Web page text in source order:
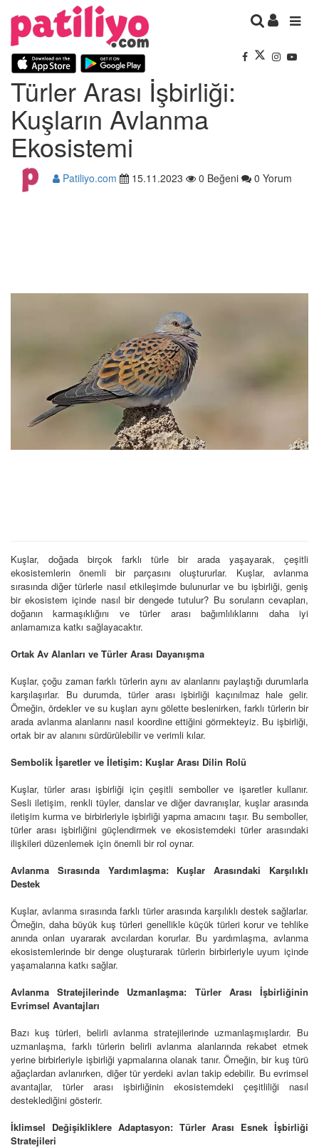
Türler Arası İşbirliği:
Kuşların Avlanma
Ekosistemi
Patiliyo.com 15.11.2023 0 Beğeni 0 Yorum
Kuşlar, doğada birçok farklı türle bir arada yaşayarak, çeşitli
ekosistemlerin önemli bir parçasını oluştururlar. Kuşlar, avlanma
sırasında diğer türlerle nasıl etkileşimde bulunurlar ve bu işbirliği, geniş
bir ekosistem içinde nasıl bir dengede tutulur? Bu soruların cevapları,
doğanın karmaşıklığını ve türler arası bağımlılıklarını daha iyi
anlamamıza katkı sağlayacaktır.
Ortak Av Alanları ve Türler Arası Dayanışma
Kuşlar, çoğu zaman farklı türlerin aynı av alanlarını paylaştığı durumlarla
karşılaşırlar. Bu durumda, türler arası işbirliği kaçınılmaz hale gelir.
Örneğin, ördekler ve su kuşları aynı gölette beslenirken, farklı türlerin bir
arada avlanma alanlarını nasıl koordine ettiğini görmekteyiz. Bu işbirliği,
ortak bir av alanını sürdürülebilir ve verimli kılar.
Sembolik İşaretler ve İletişim: Kuşlar Arası Dilin Rolü
Kuşlar, türler arası işbirliği için çeşitli semboller ve işaretler kullanır.
Sesli iletişim, renkli tüyler, danslar ve diğer davranışlar, kuşlar arasında
iletişim kurma ve birbirleriyle işbirliği yapma amacını taşır. Bu semboller,
türler arası işbirliğini güçlendirmek ve ekosistemdeki türler arasındaki
ilişkileri düzenlemek için önemli bir rol oynar.
Avlanma Sırasında Yardımlaşma: Kuşlar Arasındaki Karşılıklı
Destek
Kuşlar, avlanma sırasında farklı türler arasında karşılıklı destek sağlarlar.
Örneğin, daha büyük kuş türleri genellikle küçük türleri korur ve tehlike
anında onları uyararak avcılardan korurlar. Bu yardımlaşma, avlanma
ekosistemlerinde bir denge oluşturarak türlerin birbirleriyle uyum içinde
yaşamalarına katkı sağlar.
Avlanma Stratejilerinde Uzmanlaşma: Türler Arası İşbirliğinin
Evrimsel Avantajları
Bazı kuş türleri, belirli avlanma stratejilerinde uzmanlaşmışlardır. Bu
uzmanlaşma, farklı türlerin belirli avlanma alanlarında rekabet etmek
yerine birbirleriyle işbirliği yapmalarına olanak tanır. Örneğin, bir kuş türü
ağaçlardan avlanırken, diğer tür yerdeki avları takip edebilir. Bu evrimsel
avantajlar, türler arası işbirliğinin ekosistemdeki çeşitliliği nasıl
desteklediğini gösterir.
İklimsel Değişikliklere Adaptasyon: Türler Arası Esnek İşbirliği
Stratejileri